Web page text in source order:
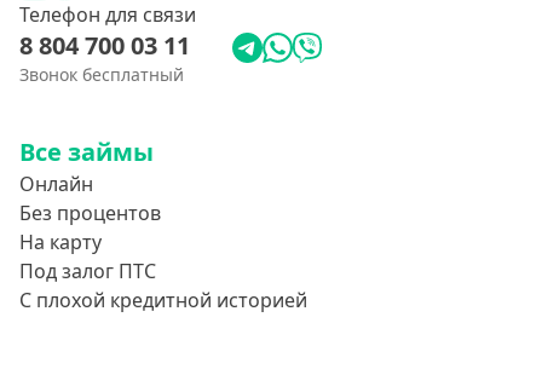
Телефон для связи
8 804 700 03 11
Звонок бесплатный
Все займы
Онлайн
Без процентов
На карту
Под залог ПТС
С плохой кредитной историей